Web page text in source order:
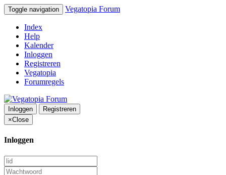
Toggle navigation Vegatopia Forum
Index
Help
Kalender
Inloggen
Registreren
Vegatopia
Forumregels
Inloggen
Registreren
×Close
Inloggen